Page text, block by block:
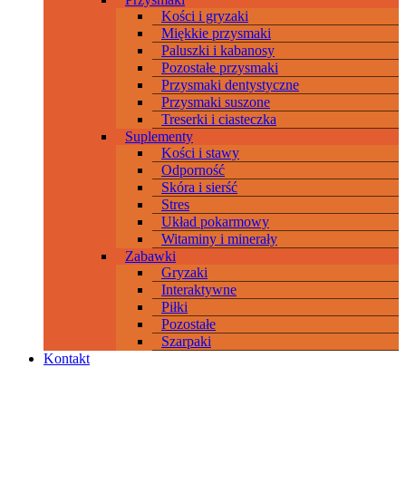
Kości i gryzaki
Miękkie przysmaki
Paluszki i kabanosy
Pozostałe przysmaki
Przysmaki dentystyczne
Przysmaki suszone
Treserki i ciasteczka
Suplementy
Kości i stawy
Odporność
Skóra i sierść
Stres
Układ pokarmowy
Witaminy i minerały
Zabawki
Gryzaki
Interaktywne
Piłki
Pozostałe
Szarpaki
Kontakt